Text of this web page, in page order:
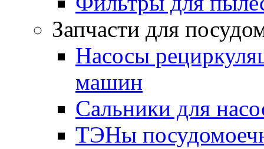
Запчасти для
Насосы
машин
Сальники для
ТЭНы